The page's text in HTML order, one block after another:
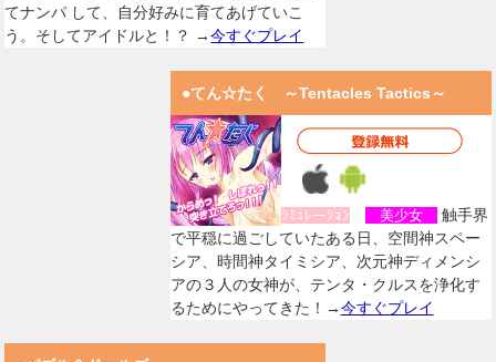
てナンパ して、自分好みに育てあげていこ
う。そしてアイドルと！？ →今すぐプレイ
●てん☆たく ～Tentacles Tactics～
ｼﾐｭﾚーｼｮﾝ 美少女
触手界
で平穏に過ごしていたある日、空間神スペー
シア、時間神タイミシア、次元神ディメンシ
アの３人の女神が、テンタ・クルスを浄化す
るためにやってきた！→今すぐプレイ